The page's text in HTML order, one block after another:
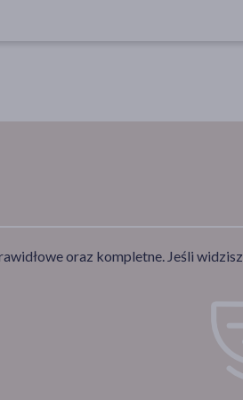
oraz kompletne. Jeśli widzisz